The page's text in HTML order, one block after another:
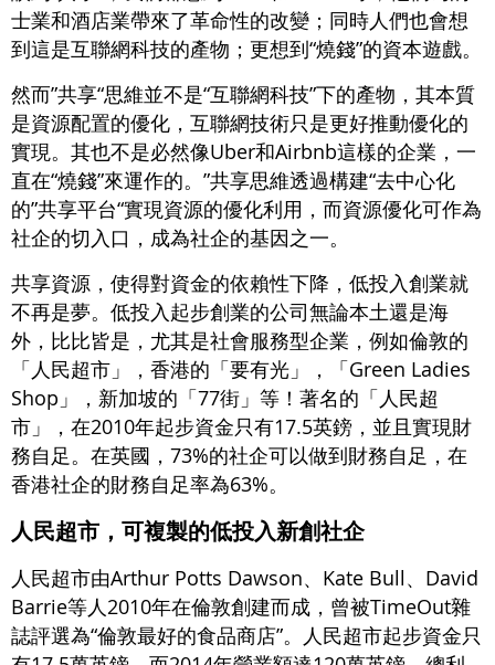
士業和酒店業帶來了革命性的改變；同時人們也會想
到這是互聯網科技的產物；更想到“燒錢”的資本遊戲。
然而”共享“思維並不是“互聯網科技”下的產物，其本質
是資源配置的優化，互聯網技術只是更好推動優化的
實現。其也不是必然像Uber和Airbnb這樣的企業，一
直在“燒錢”來運作的。”共享思維透過構建“去中心化
的”共享平台“實現資源的優化利用，而資源優化可作為
社企的切入口，成為社企的基因之一。
共享資源，使得對資金的依賴性下降，低投入創業就
不再是夢。低投入起步創業的公司無論本土還是海
外，比比皆是，尤其是社會服務型企業，例如倫敦的
「人民超市」，香港的「要有光」，「Green Ladies
Shop」，新加坡的「77街」等！著名的「人民超
市」，在2010年起步資金只有17.5英鎊，並且實現財
務自足。在英國，73%的社企可以做到財務自足，在
香港社企的財務自足率為63%。
人民超市，可複製的低投入新創社企
人民超市由Arthur Potts Dawson、Kate Bull、David
Barrie等人2010年在倫敦創建而成，曾被TimeOut雜
誌評選為“倫敦最好的食品商店”。人民超市起步資金只